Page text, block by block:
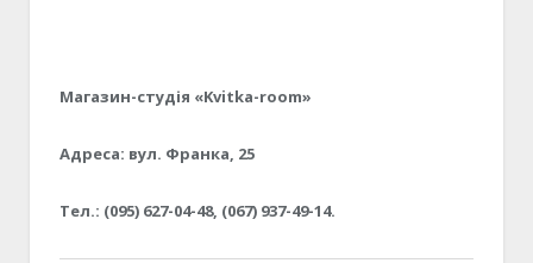
Магазин-студія «Kvitka-room»
Адреса: вул. Франка, 25
Тел.: (095) 627-04-48, (067) 937-49-14.